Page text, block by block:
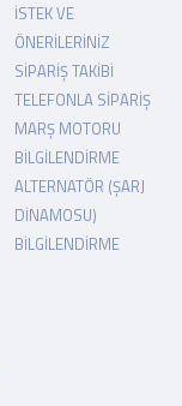
İSTEK VE
ÖNERILERINIZ
SIPARIŞ TAKIBI
TELEFONLA SIPARIŞ
MARŞ MOTORU
BILGILENDIRME
ALTERNATÖR (ŞARJ
DINAMOSU)
BILGILENDIRME